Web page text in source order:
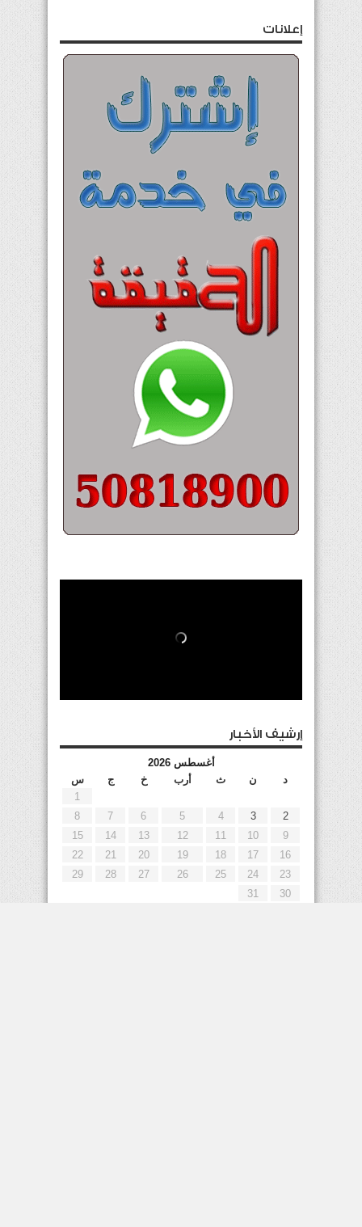
إعلانات
إرشيف الأخبار
أغسطس 2026
د
ن ث أرب خ ج
س
1
2
3
4
5
6
7
8
9
10
11
12
13
14
15
16
17
18
19
20
21
22
23
24
25
26
27
28
29
30
31